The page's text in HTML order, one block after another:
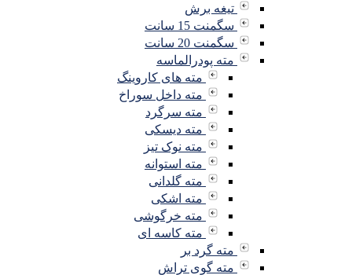
تیغه برش
سگمنت 15 سانت
سگمنت 20 سانت
مته پودرالماسه
مته های کاروینگ
مته داخل سوراخ
مته سرگرد
مته دیسکی
مته نوک تیز
مته استوانه
مته گلدانی
مته اشکی
مته خرگوشی
مته کاسه ای
مته گرد بر
مته گوی تراش